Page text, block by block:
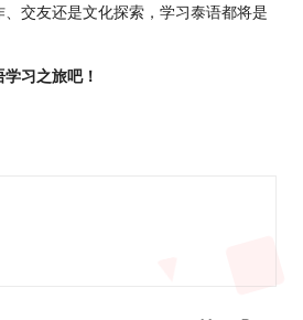
交友还是文化探索，学习泰语都将是
习之旅吧！